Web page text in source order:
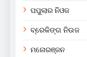
ପପୁଲାର ନିଓଜ
ବ୍ରେକିଙ୍ଗ ନିଉଜ
ମନୋରଞ୍ଜନ